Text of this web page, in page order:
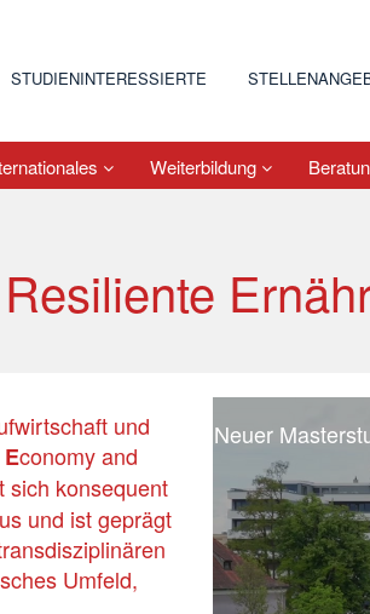
STUDIENINTERESSIERTE
Weiterbildung
und
Economy and
sich konsequent
und ist geprägt
Umfeld,
Neuer